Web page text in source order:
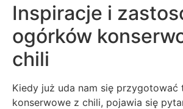
Inspiracje i
ogórków
chili
Kiedy już uda nam się przygotować
konserwowe z chili, pojawia się